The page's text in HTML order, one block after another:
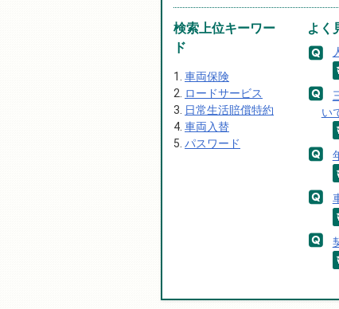
検索上位キーワー
ド
車両保険
ロードサービス
日常生活賠償特約
車両入替
パスワード
よく
い